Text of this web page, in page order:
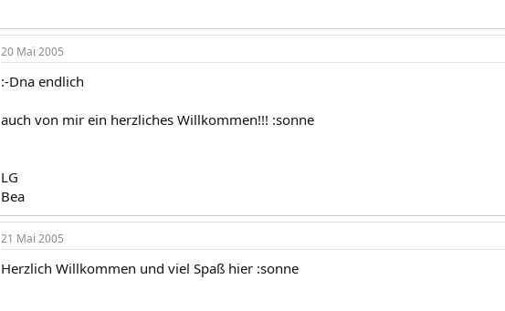
20 Mai 2005
:-Dna endlich
auch von mir ein herzliches Willkommen!!! :sonne
LG
Bea
21 Mai 2005
Herzlich Willkommen und viel Spaß hier :sonne